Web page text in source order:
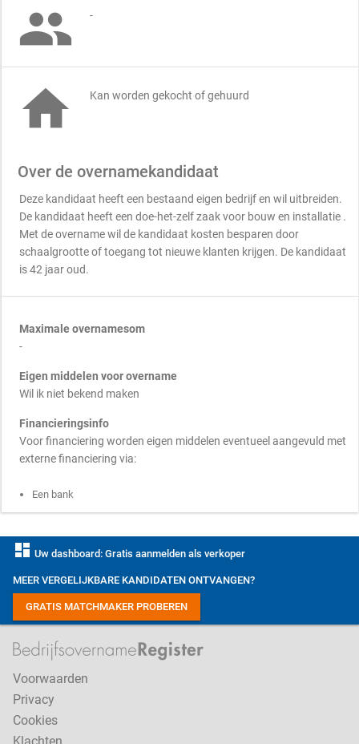
 -
 Kan worden gekocht of gehuurd
Over de overnamekandidaat
Deze kandidaat heeft een bestaand eigen bedrijf en wil uitbreiden.
De kandidaat heeft een doe-het-zelf zaak voor bouw en installatie .
Met de overname wil de kandidaat kosten besparen door
schaalgrootte of toegang tot nieuwe klanten krijgen. De kandidaat
is 42 jaar oud.
Maximale overnamesom
-
Eigen middelen voor overname
Wil ik niet bekend maken
Financieringsinfo
Voor financiering worden eigen middelen eventueel aangevuld met
externe financiering via:
Een bank
dashboard Uw dashboard: Gratis aanmelden als verkoper
MEER VERGELIJKBARE KANDIDATEN ONTVANGEN?
GRATIS MATCHMAKER PROBEREN
Voorwaarden
Privacy
Cookies